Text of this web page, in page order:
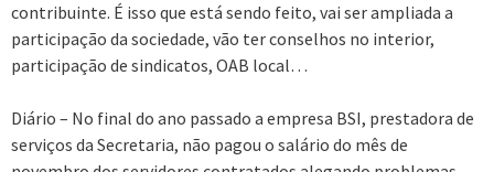
contribuinte. É isso que está sendo feito, vai ser ampliada a
participação da sociedade, vão ter conselhos no interior,
participação de sindicatos, OAB local…
Diário – No final do ano passado a empresa BSI, prestadora de
serviços da Secretaria, não pagou o salário do mês de